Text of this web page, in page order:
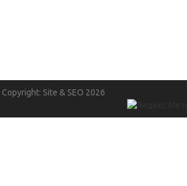
Copyright: Site & SEO 2026